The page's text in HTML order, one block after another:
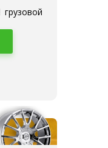
грузовой